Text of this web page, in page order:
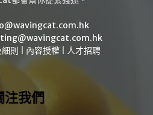
則 內容授權 人才招聘
注我們